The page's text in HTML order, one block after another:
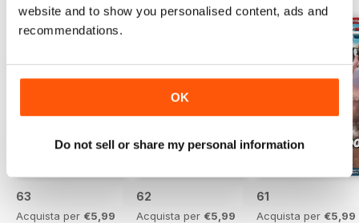
website and to show you personalised content, ads and
recommendations.
OK
Do not sell or share my personal information
63
Acquista per €5,99
62
Acquista per €5,99
61
Acquista per €5,99